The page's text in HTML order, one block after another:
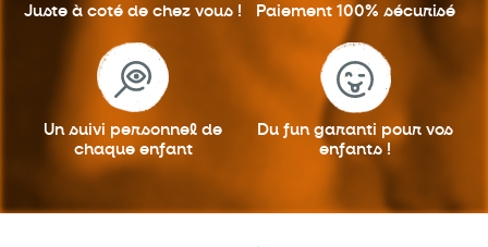
Juste à coté de chez vous ! Paiement 100% sécurisé
Un suivi personnel de
chaque enfant
Du fun garanti pour vos
enfants !